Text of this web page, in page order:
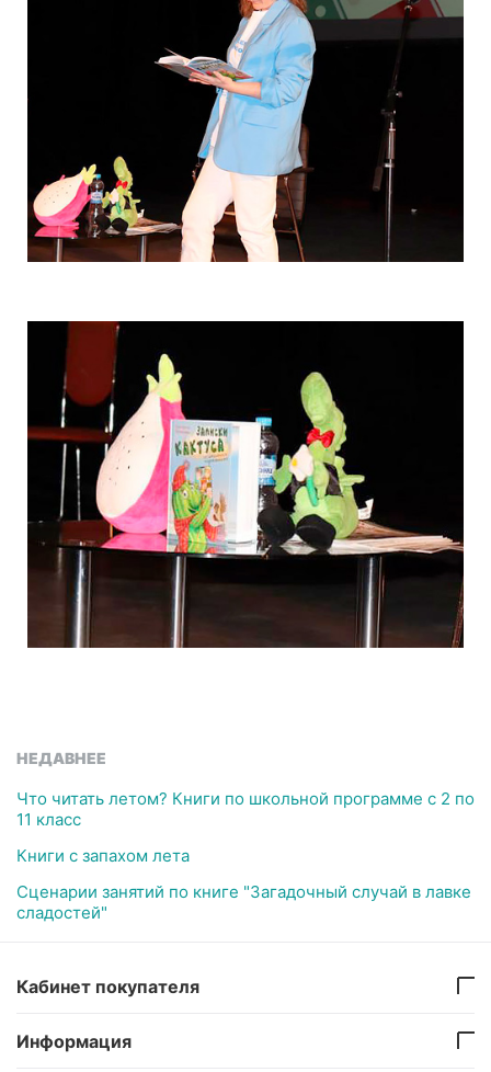
НЕДАВНЕЕ
Что читать летом? Книги по школьной программе с 2 по
11 класс
Книги с запахом лета
Сценарии занятий по книге "Загадочный случай в лавке
сладостей"
Кабинет покупателя
Информация